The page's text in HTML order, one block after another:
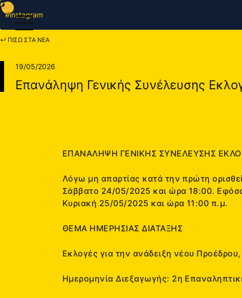
#instagram
↵ ΠΙΣΩ ΣΤΑ ΝΕΑ
19/05/2026
Επανάληψη Γενικής Συνέλευσης
ΕΠΑΝΑΛΗΨΗ ΓΕΝΙΚΗΣ ΣΥΝΕΛΕΥΣΗΣ
Λόγω μη απαρτίας κατά την πρώτη
Σάββατο 24/05/2025 και ώρα 18:00.
Κυριακή 25/05/2025 και ώρα 11:00 π.μ.
ΘΕΜΑ ΗΜΕΡΗΣΙΑΣ ΔΙΑΤΑΞΗΣ
Εκλογές για την ανάδειξη νέου
Ημερομηνία Διεξαγωγής: 2η